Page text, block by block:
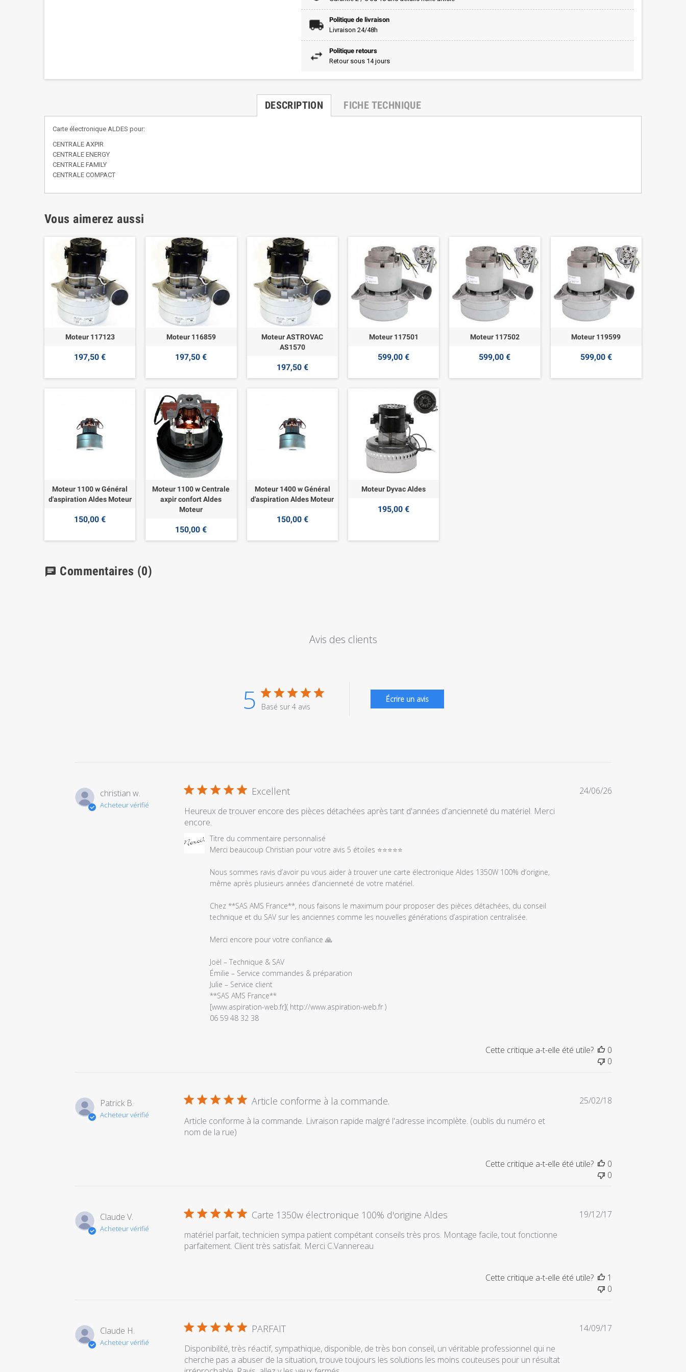
Politique de livraison
Livraison 24/48h
Politique retours
Retour sous 14 jours
DESCRIPTION FICHE TECHNIQUE
Carte électronique ALDES pour:
CENTRALE AXPIR
CENTRALE ENERGY
CENTRALE FAMILY
CENTRALE COMPACT
Vous aimerez aussi
Moteur 117123
197,50 €
Moteur 116859
197,50 €
Moteur ASTROVAC
AS1570
197,50 €
Moteur 117501
599,00 €
Moteur 117502
599,00 €
Moteur 119599
599,00 €
Moteur 1100 w Général
d'aspiration Aldes Moteur
150,00 €
Moteur 1100 w Centrale
axpir confort Aldes
Moteur
150,00 €
Moteur 1400 w Général
d'aspiration Aldes Moteur
150,00 €
Moteur Dyvac Aldes
195,00 €
chat Commentaires (0)
Avis des clients
5 Basé sur 4 avis
Écrire un avis
christian w.
Acheteur vérifié
Excellent
Heureux de trouver encore des pièces détachées après tant d'années d'ancienneté du matériel. Merci
encore.
Commentaires
du
magasin
l'examen
personnalisé
Titre du commentaire personnalisé
Merci beaucoup Christian pour votre avis 5 étoiles ⭐⭐⭐⭐⭐
Nous sommes ravis d’avoir pu vous aider à trouver une carte électronique Aldes 1350W 100% d’origine,
même après plusieurs années d’ancienneté de votre matériel.
Chez **SAS AMS France**, nous faisons le maximum pour proposer des pièces détachées, du conseil
technique et du SAV sur les anciennes comme les nouvelles générations d’aspiration centralisée.
Merci encore pour votre confiance 🙏
Joël – Technique & SAV
Émilie – Service commandes & préparation
Julie – Service client
**SAS AMS France**
[www.aspiration-web.fr]( http://www.aspiration-web.fr )
06 59 48 32 38
Date
24/06/26
Cette critique a-t-elle été utile?
0
0
Patrick B.
Acheteur vérifié
Article conforme à la commande.
Article conforme à la commande. Livraison rapide malgré l'adresse incomplète. (oublis du numéro et
nom de la rue)
Date
25/02/18
Cette critique a-t-elle été utile?
0
0
Claude V.
Acheteur vérifié
Carte 1350w électronique 100% d'origine Aldes
matériel parfait, technicien sympa patient compétant conseils très pros. Montage facile, tout fonctionne
parfaitement. Client très satisfait. Merci C.Vannereau
Date
19/12/17
Cette critique a-t-elle été utile?
1
0
Claude H.
Acheteur vérifié
PARFAIT
Disponibilité, très réactif, sympathique, disponible, de très bon conseil, un véritable professionnel qui ne
cherche pas a abuser de la situation, trouve toujours les solutions les moins couteuses pour un résultat
Date
14/09/17